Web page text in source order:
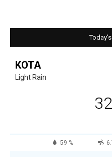
KOTA
Light Rain
59 %